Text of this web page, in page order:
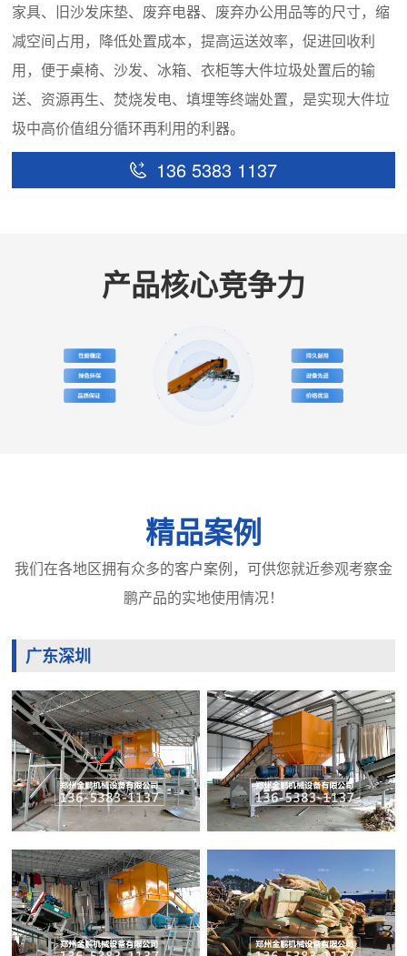
家具、旧沙发床垫、废弃电器、废弃办公用品等的尺寸，缩
减空间占用，降低处置成本，提高运送效率，促进回收利
用，便于桌椅、沙发、冰箱、衣柜等大件垃圾处置后的输
送、资源再生、焚烧发电、填埋等终端处置，是实现大件垃
圾中高价值组分循环再利用的利器。
136 5383 1137
产品核心竞争力
精品案例
我们在各地区拥有众多的客户案例，可供您就近参观考察金
鹏产品的实地使用情况！
广东深圳